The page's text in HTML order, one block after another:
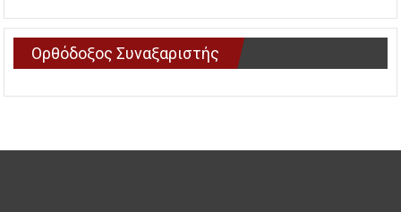
Ορθόδοξος Συναξαριστής